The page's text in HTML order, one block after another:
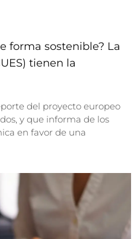
forma sostenible? La
tienen la
del proyecto europeo
y que informa de los
en favor de una